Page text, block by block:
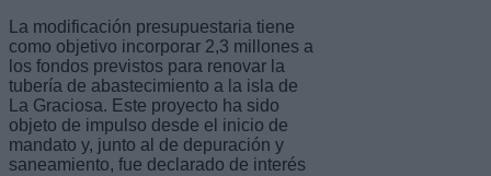
La modificación presupuestaria tiene
como objetivo incorporar 2,3 millones a
los fondos previstos para renovar la
tubería de abastecimiento a la isla de
La Graciosa. Este proyecto ha sido
objeto de impulso desde el inicio de
mandato y, junto al de depuración y
saneamiento, fue declarado de interés